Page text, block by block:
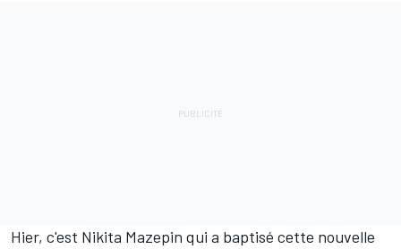
Hier, c'est Nikita Mazepin qui a baptisé cette nouvelle